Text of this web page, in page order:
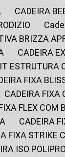
CADEIRA
BRIZZA
CADEIRA
ESTRUTURA
FIXA
CADEIRA
FIXA FLEX
CADEIRA
FIXA STRIKE
ISO